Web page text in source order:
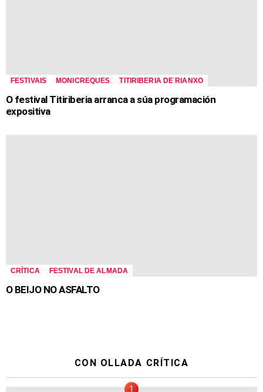
FESTIVAIS MONICREQUES TITIRIBERIA DE RIANXO
O festival Titiriberia arranca a súa programación
expositiva
CRÍTICA FESTIVAL DE ALMADA
O BEIJO NO ASFALTO
CON OLLADA CRÍTICA